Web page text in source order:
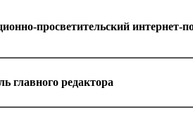
просветительский интернет-
главного редактора